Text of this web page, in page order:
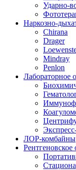
Ударно-
Наркозно-
Chirana
Drager
Mindray
Penlon
Лабораторное
ЛОР-комбайны
Рентгеновское